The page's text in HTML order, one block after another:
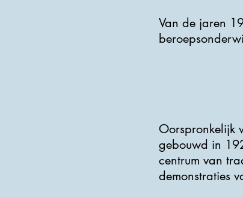
Van de jaren
Oorspronkelijk
gebouwd in
​​centrum van
demonstraties